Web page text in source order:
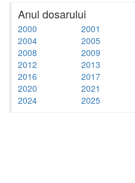
Anul dosarului
2000 2001
2004
2005
2008
2009
2012
2013
2016
2017
2020
2021
2024
2025